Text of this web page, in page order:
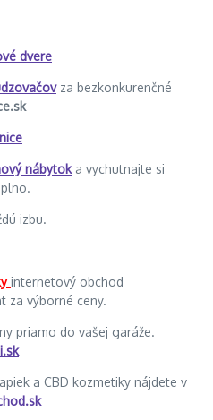
dvere
za bezkonkurenčné
nábytoka vychutnajte si
izbu.
internetový obchod
za výborné ceny.
priamo do vašej garáže.
a CBD kozmetiky nájdete v